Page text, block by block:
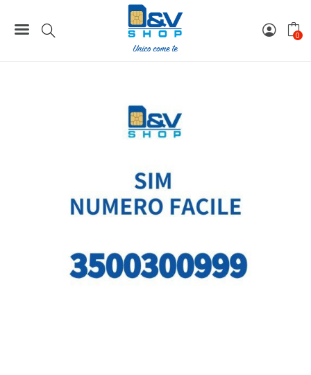
0
SIM Kena Mobile Numero Facile 3500300999 Da Attivare